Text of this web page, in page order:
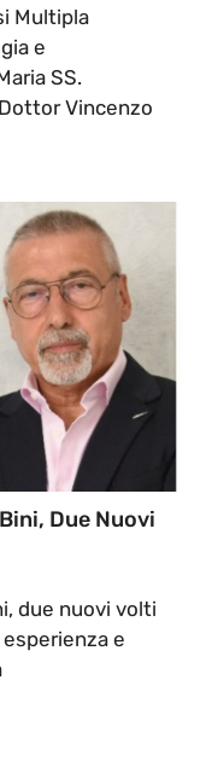
Multipla
e
SS.
Vincenzo
Due Nuovi
due nuovi volti
e